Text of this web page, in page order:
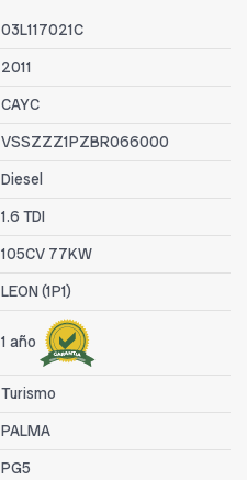
03L117021C
2011
CAYC
VSSZZZ1PZBR066000
Diesel
1.6 TDI
105CV 77KW
LEON (1P1)
1 año
Turismo
PALMA
PG5